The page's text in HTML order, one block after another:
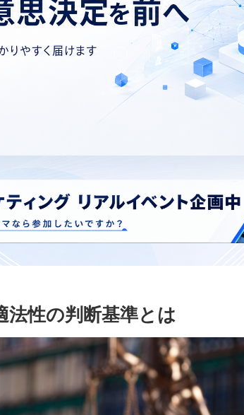
法性の判断基準とは